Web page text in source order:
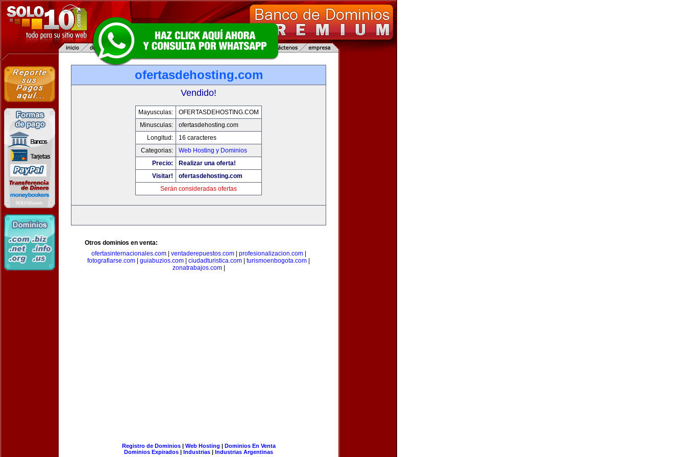
ofertasdehosting.com
Vendido!
Mayusculas:
OFERTASDEHOSTING.COM
Minusculas:
ofertasdehosting.com
Longitud:
16 caracteres
Categorias:
Web Hosting y Dominios
Precio:
Realizar una oferta!
Visitar!
ofertasdehosting.com
Serán consideradas ofertas
Otros dominios en venta:
ofertasinternacionales.com| ventaderepuestos.com| profesionalizacion.com|
fotografiarse.com
guiabuzios.com ciudadturistica.com turismoenbogota.com
zonatrabajos.com|
Registro de Dominios| Web Hosting | Dominios En Venta
Dominios Expirados | Industrias | Industrias Argentinas